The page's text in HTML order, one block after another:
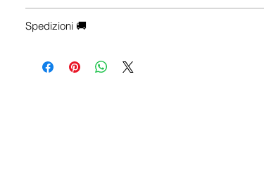
e-commerce), Contattaci.
☎ +39 0922 175 7218
configurazioni, trasporto ecc...). Scrivici.
Spedizioni 🚚
selezionata. Aggiungi il prodotto al carrello per